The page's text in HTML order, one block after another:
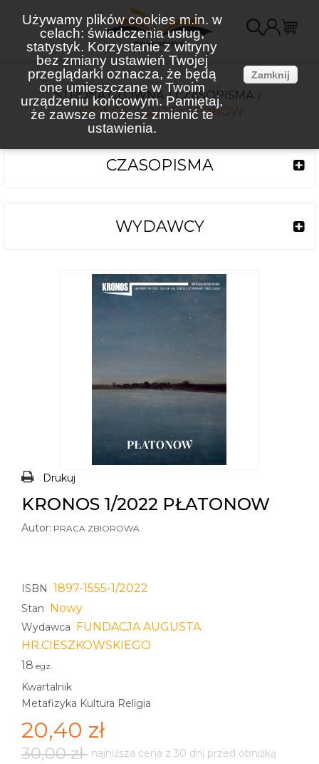
Używamy plików cookies m.in. w
celach: świadczenia usług,
statystyk. Korzystanie z witryny
bez zmiany ustawień Twojej
przeglądarki oznacza, że będą
one umieszczane w Twoim
urządzeniu końcowym. Pamiętaj,
że zawsze możesz zmienić te
ustawienia.
Zamknij
STRONA GŁÓWNA
CZASOPISMA
KRONOS 1/2022 PŁATONOW
CZASOPISMA
WYDAWCY
Drukuj
KRONOS 1/2022 PŁATONOW
Autor: PRACA ZBIOROWA
ISBN 1897-1555-1/2022
Stan Nowy
Wydawca FUNDACJA AUGUSTA
HR.CIESZKOWSKIEGO
18 egz.
Kwartalnik
Metafizyka Kultura Religia
20,40 zł
30,00 zł najniższa cena z 30 dni przed obniżką